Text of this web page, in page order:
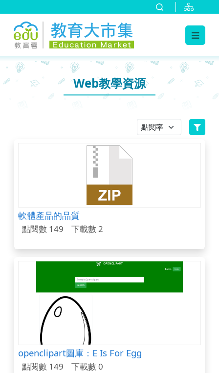
::: Web教學資源
軟體產品的品質
點閱數 149 下載數 2
openclipart圖庫：E Is For Egg
點閱數 149 下載數 0